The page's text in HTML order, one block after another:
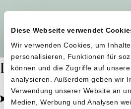
Diese Webseite verwendet
Wir verwenden Cookies, um
personalisieren, Funktionen für
können und die Zugriffe auf
analysieren. Außerdem geben wir
Verwendung unserer Website an
Medien, Werbung und Analysen
Dafür stehen wir
Pestizidfrei angebaut,